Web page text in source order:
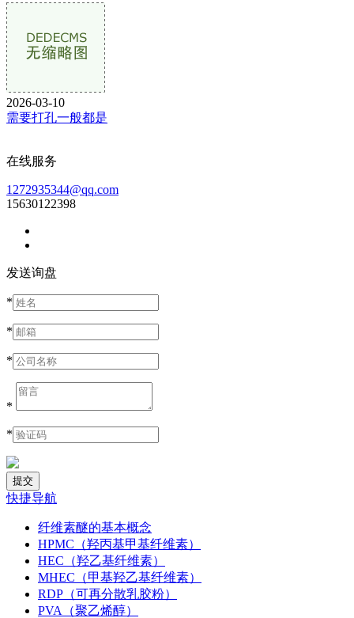
2026-03-10
需要打孔一般都是
在线服务
1272935344@qq.com
15630122398
发送询盘
*
*
*
*
*
快捷导航
纤维素醚的基本概念
HPMC（羟丙基甲基纤维素）
HEC（羟乙基纤维素）
MHEC（甲基羟乙基纤维素）
RDP（可再分散乳胶粉）
PVA（聚乙烯醇）